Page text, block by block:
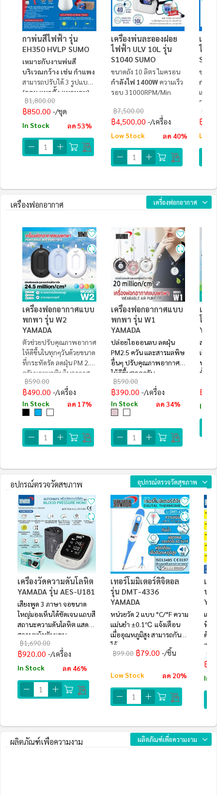
กาพ่นสีไฟฟ้า รุ่น
EH350 HVLP SUMO
เหมาะกับงานพ่นสี
บริเวณกว้าง เช่น กำแพง
สามารถปรับได้ 3 รูปแบบ
(กลม แนวตั้ง แนวนอน)
฿1,800.00
฿850.00 /ชุด
In Stock ลด 53%
เครื่องพ่นละอองฝอย
ไฟฟ้า ULV 10L รุ่น
S1040 SUMO
ขนาดถัง 10 ลิตร ไมครอน
กำลังไฟ 1400Wความเร็ว
รอบ 31000RPM/min
฿7,500.00
฿4,500.00 /เครื่อง
Low Stock ลด 40%
เครื่
ไร้ส
ขนาด
การ
แบตเ
5.0ah
฿
฿
Low
เครื่องฟอกอากาศ เครื่องฟอกอากาศ
เครื่องฟอกอากาศแบบ
พกพา รุ่น W2
YAMADA
ตัวช่วยปรับคุณภาพอากาศ
ให้ดีขึ้นในทุกๆวันด้วยขนาด
ที่กระทัดรัด ลดฝุ่น PM 2.5
ควันและมลพิษในอากาศ
฿590.00
฿490.00 /เครื่อง
In Stock ลด 17%
เครื่องฟอกอากาศแบบ
พกพา รุ่น W1
YAMADA
ปล่อยไอออนลบ ลดฝุ่น
PM2.5 ควัน และสารมลพิษ
อื่นๆ ปรับคุณภาพอากาศ
ให้ดีขึ้นตลอดวัน
฿590.00
฿390.00 /เครื่อง
In Stock ลด 34%
เครื่
โต๊ะ
สำห
เชื้อด้
ประสิ
ขั้นต
฿
In
อุปกรณ์ตรวจวัดสุขภาพ อุปกรณ์ตรวจวัดสุขภาพ
เครื่องวัดความดันโลหิต
YAMADA รุ่น AES-U181
เสียงพูด 3 ภาษา จอขนาด
ใหญ่มองเห็นได้ชัดเจน แถบสี
สถานะความดันโลหิต แสดง
สถานะผ้าพันแขน
฿1,690.00
฿920.00 /เครื่อง
In Stock ลด 46%
เทอร์โมมิเตอร์ดิจิตอล
รุ่น DMT-4336
YAMADA
หน่วยวัด 2 แบบ °C/°F ความ
แม่นยำ ±0.1℃ แจ้งเตือน
เมื่ออุณหภูมิสูง สามารถกันน้ำ
ได้
฿99.00 ฿79.00 /ชิ้น
Low Stock ลด 20%
เค
ปล
แม่
ทิศ
ด้วย
สะด
฿
฿
In
ผลิตภัณฑ์เพื่อความงาม ผลิตภัณฑ์เพื่อความงาม